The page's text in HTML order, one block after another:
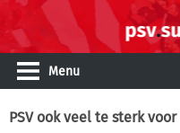
Menu
PSV ook veel te sterk